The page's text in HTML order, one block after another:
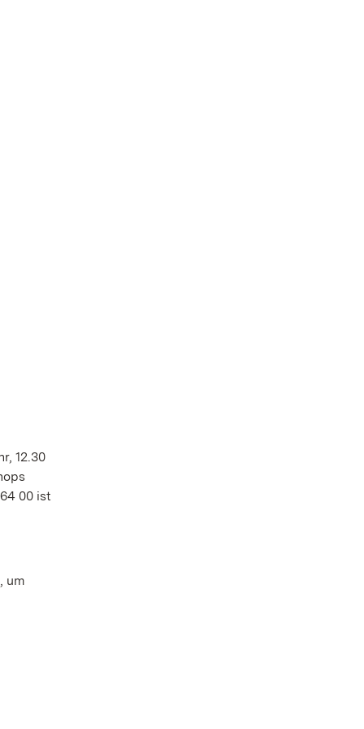
12.30
00 ist
um